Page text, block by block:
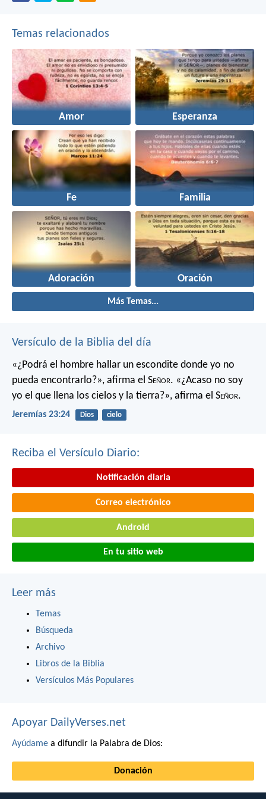
Temas relacionados
Amor Esperanza
Fe Familia
Adoración Oración
Más Temas...
Versículo de la Biblia del día
«¿Podrá el hombre hallar un escondite donde yo no
pueda encontrarlo?», afirma el Señor. «¿Acaso no soy
yo el que llena los cielos y la tierra?», afirma el Señor.
Jeremías 23:24 Dios cielo
Reciba el Versículo Diario:
Notificación diaria
Correo electrónico
Android
En tu sitio web
Leer más
Temas
Búsqueda
Archivo
Libros de la Biblia
Versículos Más Populares
Apoyar DailyVerses.net
Ayúdame a difundir la Palabra de Dios:
Donación